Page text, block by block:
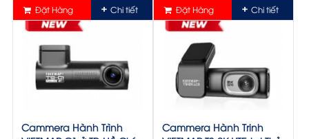
Đặt Hàng Chi tiết Đặt Hàng Chi tiết
Cammera Hành Trình
Cammera Hành Trinh